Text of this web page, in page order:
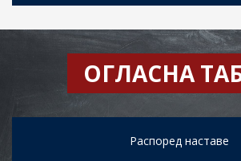
ОГЛАСНА
Распоред наставе